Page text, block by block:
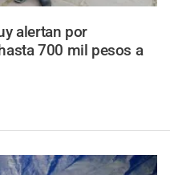
alertan por
700 mil pesos a